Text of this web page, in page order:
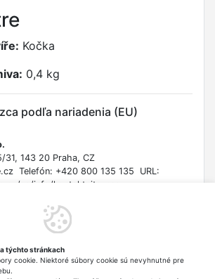
Kočka
0,4 kg
podľa nariadenia (EU)
31, 143 20 Praha, CZ
Telefón: +420 800 135 135 URL:
cs/info/kontaktujte-nas
informácie
Zabezpečte dostatok čerstvej
a chlade, mimo dosahu detí. Produkt
týchto stránkach
cookie. Niektoré súbory cookie sú nevyhnutné pre